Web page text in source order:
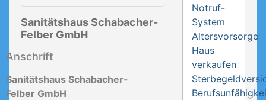
Sanitätshaus Schabacher-
Felber GmbH
Anschrift
Sanitätshaus Schabacher-
Felber GmbH
Notruf-
System
Altersvorsorge
Haus
verkaufen